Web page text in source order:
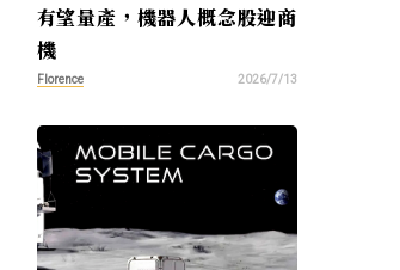
有望量產，機器人概念股迎商
機
Florence 2026/7/13